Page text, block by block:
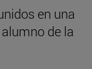
en una
de la